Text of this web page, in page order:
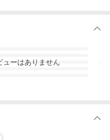
ューはありません